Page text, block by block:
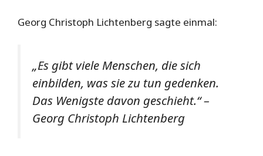
Georg Christoph Lichtenberg sagte einmal:
„Es gibt viele Menschen, die sich
einbilden, was sie zu tun gedenken.
Das Wenigste davon geschieht.“ –
Georg Christoph Lichtenberg